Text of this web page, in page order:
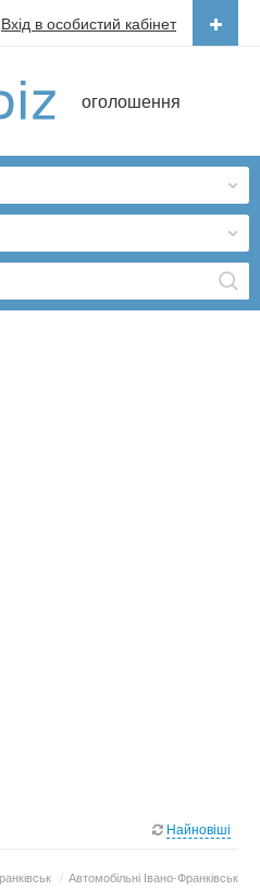
оголошення
Вхід в особистий кабінет
Найновіші
/ Автомобільні Івано-Франківськ